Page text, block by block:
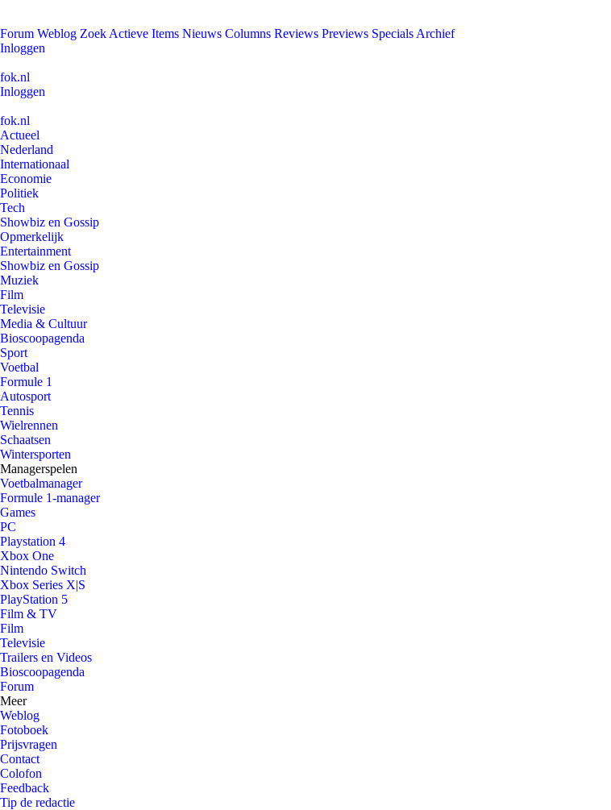
Forum Weblog Zoek Actieve Items Nieuws Columns Reviews Previews Specials Archief
Inloggen
fok.nl
Inloggen
fok.nl
Actueel
Nederland
Internationaal
Economie
Politiek
Tech
Showbiz en Gossip
Opmerkelijk
Entertainment
Showbiz en Gossip
Muziek
Film
Televisie
Media & Cultuur
Bioscoopagenda
Sport
Voetbal
Formule 1
Autosport
Tennis
Wielrennen
Schaatsen
Wintersporten
Managerspelen
Voetbalmanager
Formule 1-manager
Games
PC
Playstation 4
Xbox One
Nintendo Switch
Xbox Series X|S
PlayStation 5
Film & TV
Film
Televisie
Trailers en Videos
Bioscoopagenda
Forum
Meer
Weblog
Fotoboek
Prijsvragen
Contact
Colofon
Feedback
Tip de redactie